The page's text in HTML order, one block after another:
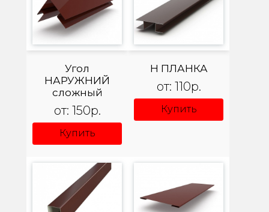
Угол
НАРУЖНИЙ
сложный
от: 150р.
Купить
Н ПЛАНКА
от: 110р.
Купить